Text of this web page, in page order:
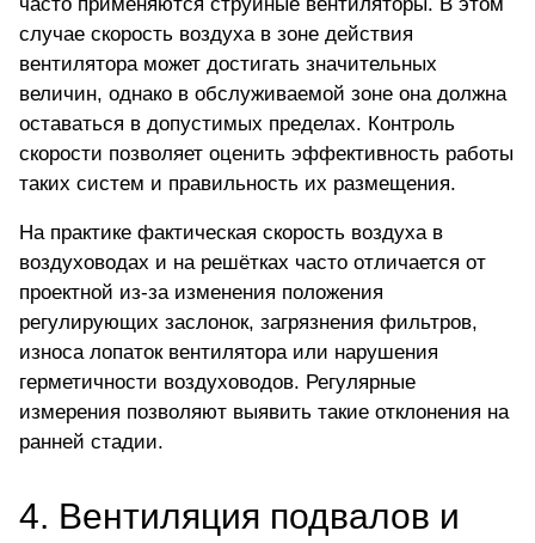
случае скорость воздуха в зоне действия
вентилятора может достигать значительных
величин, однако в обслуживаемой зоне она должна
оставаться в допустимых пределах. Контроль
скорости позволяет оценить эффективность работы
таких систем и правильность их размещения.
На практике фактическая скорость воздуха в
воздуховодах и на решётках часто отличается от
проектной из-за изменения положения
регулирующих заслонок, загрязнения фильтров,
износа лопаток вентилятора или нарушения
герметичности воздуховодов. Регулярные
измерения позволяют выявить такие отклонения на
ранней стадии.
4. Вентиляция подвалов и